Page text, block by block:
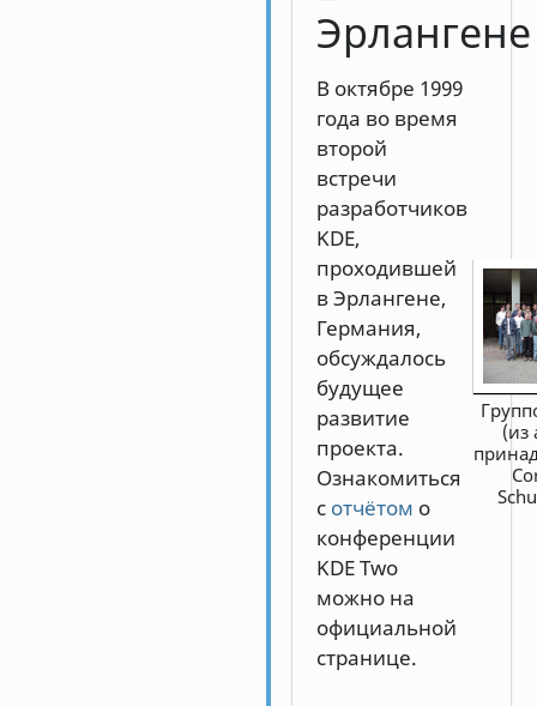
Эрлангене
В октябре 1999
года во время
второй
встречи
разработчиков
KDE,
проходившей
в Эрлангене,
Германия,
обсуждалось
будущее
развитие
проекта.
Ознакомиться
с отчётом о
конференции
KDE Two
можно на
официальной
странице.
(из